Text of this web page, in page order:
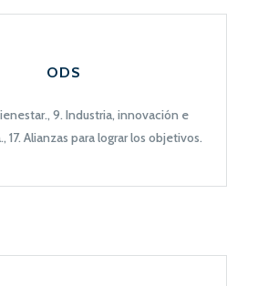
ODS
9. Industria, innovación e
17. Alianzas para lograr los objetivos.